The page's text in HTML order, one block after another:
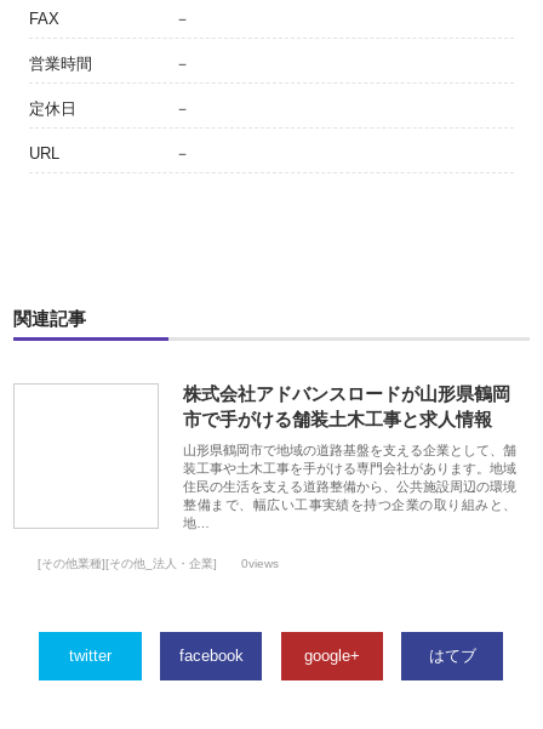
FAX －
営業時間 －
定休日 －
URL －
関連記事
株式会社アドバンスロードが山形県鶴岡
市で手がける舗装土木工事と求人情報
山形県鶴岡市で地域の道路基盤を支える企業として、舗
装工事や土木工事を手がける専門会社があります。地域
住民の生活を支える道路整備から、公共施設周辺の環境
整備まで、幅広い工事実績を持つ企業の取り組みと、
地…
[その他業種][その他_法人・企業] 0views
twitter facebook google+ はてブ